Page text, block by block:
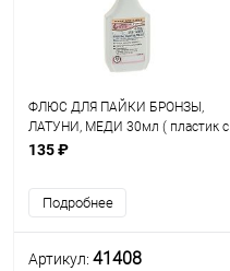
ФЛЮС ДЛЯ ПАЙКИ БРОНЗЫ,
ЛАТУНИ, МЕДИ 30мл ( пластик с
капельн. ) Центр ВТО (
350°C ) для пайки
оцинкованного железа
135 ₽
Подробнее
Артикул: 41408